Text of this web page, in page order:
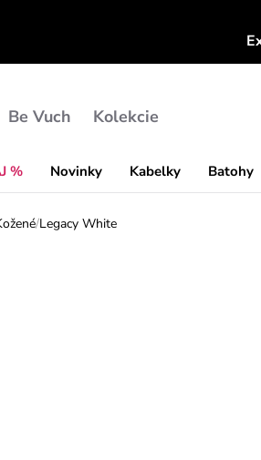
% Novinky Kabelky Batohy
Be Vuch Kolekcie
/Legacy White